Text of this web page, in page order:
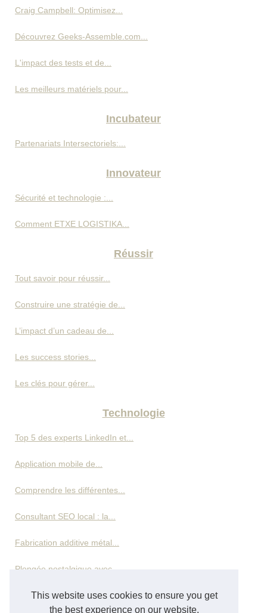
This website uses cookies to ensure you get
the best experience on our website.
Craig Campbell: Optimisez...
Découvrez Geeks-Assemble.com...
L'impact des tests et de...
Les meilleurs matériels pour...
Incubateur
Partenariats Intersectoriels:...
Innovateur
Sécurité et technologie :...
Comment ETXE LOGISTIKA...
Réussir
Tout savoir pour réussir...
Construire une stratégie de...
L’impact d’un cadeau de...
Les success stories...
Les clés pour gérer...
Technologie
Top 5 des experts LinkedIn et...
Application mobile de...
Comprendre les différentes...
Consultant SEO local : la...
Fabrication additive métal...
Plongée nostalgique avec...
Pourquoi ChatGPT+5 Dépasse...